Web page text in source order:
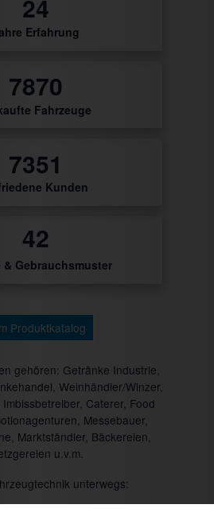
27
Erfahrung
8888
Fahrzeuge
8302
Kunden
48
& Gebrauchsmuster
Produktkatalog
gehören: Getränke Industrie,
Weinhändler/Winzer,
Caterer, Food
Messebauer,
Marktständler, Bäckereien,
u.v.m.
unterwegs: